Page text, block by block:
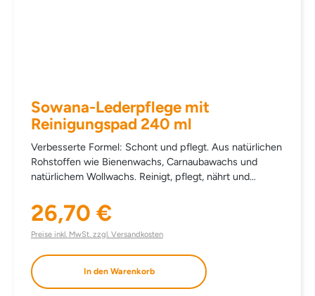
Sowana-Lederpflege mit
Reinigungspad 240 ml
Verbesserte Formel: Schont und pflegt. Aus natürlichen
Rohstoffen wie Bienenwachs, Carnaubawachs und
natürlichem Wollwachs. Reinigt, pflegt, nährt und
(Lederschuhe, Ledertaschen, Ledermöbel,
Autoledersitze, Reitzubehör…). ANMERKUNG Auch für
die Pflege von unbehandeltem Holz geeignet.
PARFÜMÖL HONIG CARNAUBAWACHS
Regulärer Preis:
26,70 €
Preise inkl. MwSt. zzgl. Versandkosten
In den Warenkorb